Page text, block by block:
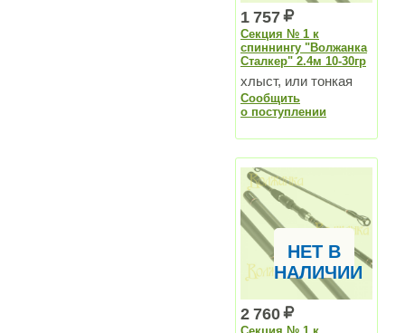
1 757
Секция № 1 к
спиннингу "Волжанка
Сталкер" 2.4м 10-30гр
хлыст, или тонкая
секция
Сообщить
о поступлении
НЕТ В
НАЛИЧИИ
2 760